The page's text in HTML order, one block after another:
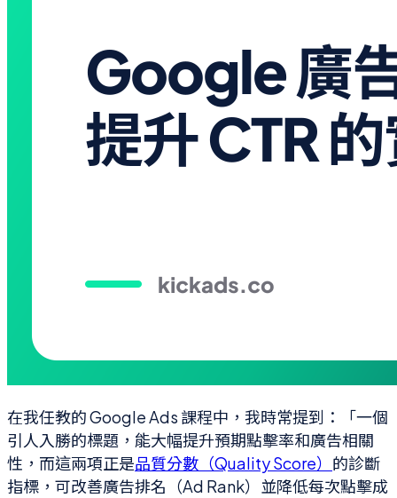
在我任教的 Google Ads 課程中，我時常提到：「一個
引人入勝的標題，能大幅提升預期點擊率和廣告相關
性，而這兩項正是品質分數（Quality Score） 的診斷
指標，可改善廣告排名（Ad Rank）並降低每次點擊成